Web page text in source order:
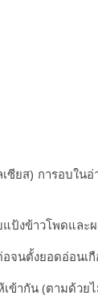
ยส) การอบใน
ป้งข้าวโพดและ
จนตั้งยอดอ่อนเ
ากัน (ตามด้วย